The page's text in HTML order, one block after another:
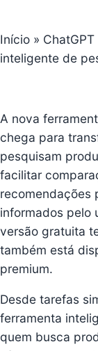
Início »
inteligente de
A nova
chega para
pesquisam
facilitar
recomendações
informados pelo
versão gratuita
também está
premium.
Desde tarefas
ferramenta
quem busca